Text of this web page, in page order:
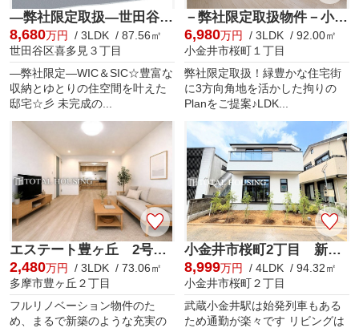
―弊社限定取扱―世田谷区喜多見3丁目 新築戸建 全2棟
8,680万円
/ 3LDK / 87.56㎡
世田谷区喜多見３丁目
―弊社限定―WIC＆SIC☆豊富な
収納とゆとりの住空間を叶えた
邸宅☆彡 未完成の...
－弊社限定取扱物件－小金井市桜町1丁目 新築戸建 全1棟
6,980万円
/ 3LDK / 92.00㎡
小金井市桜町１丁目
弊社限定取扱！緑豊かな住宅街
に3方向角地を活かした拘りの
Planをご提案♪LDK...
エステート豊ヶ丘 2号棟 3階
2,480万円
/ 3LDK / 73.06㎡
多摩市豊ヶ丘２丁目
フルリノベーション物件のた
め、まるで新築のような充実の
小金井市桜町2丁目 新築戸建 全1棟
8,999万円
/ 4LDK / 94.32㎡
小金井市桜町２丁目
武蔵小金井駅は始発列車もある
ため通勤が楽々です リビングは